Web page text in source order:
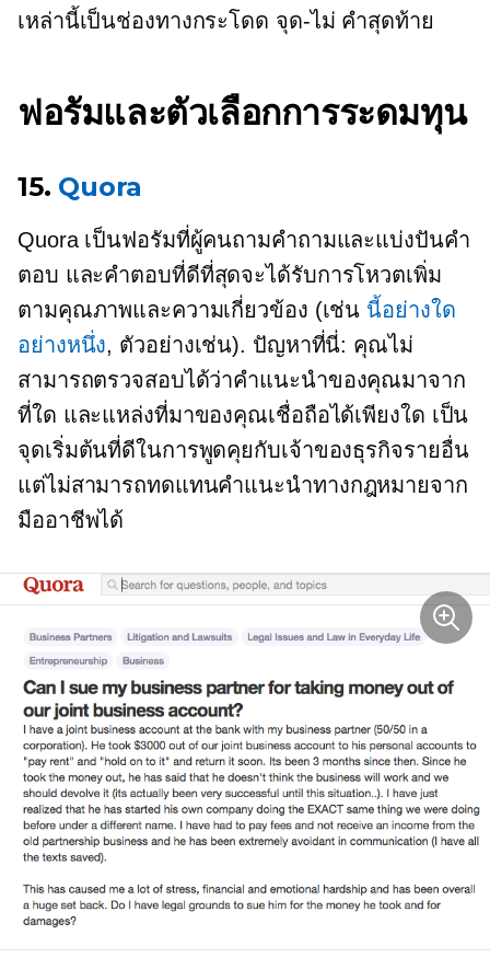
เหล่านี้เป็นช่องทางกระโดด จุด-ไม่ คำสุดท้าย
ฟอรัมและตัวเลือกการระดมทุน
15. Quora
Quora เป็นฟอรัมที่ผู้คนถามคำถามและแบ่งปันคำ
ตอบ และคำตอบที่ดีที่สุดจะได้รับการโหวตเพิ่ม
ตามคุณภาพและความเกี่ยวข้อง (เช่น นี้อย่างใด
อย่างหนึ่ง, ตัวอย่างเช่น). ปัญหาที่นี่: คุณไม่
สามารถตรวจสอบได้ว่าคำแนะนำของคุณมาจาก
ที่ใด และแหล่งที่มาของคุณเชื่อถือได้เพียงใด เป็น
จุดเริ่มต้นที่ดีในการพูดคุยกับเจ้าของธุรกิจรายอื่น
แต่ไม่สามารถทดแทนคำแนะนำทางกฎหมายจาก
มืออาชีพได้